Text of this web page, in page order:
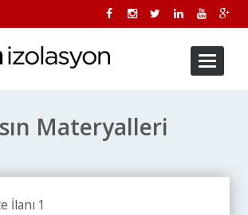
Toggle
Materyalleri
İlanı 1